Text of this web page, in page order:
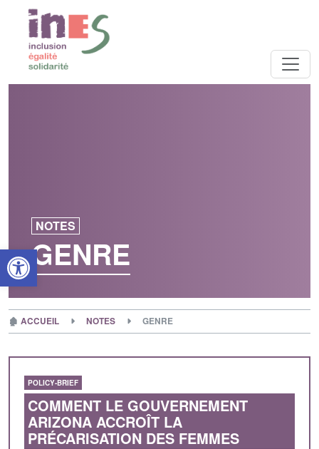
Open toolbar
NOTES
GENRE
🏚 ACCUEIL NOTES GENRE
POLICY-BRIEF
COMMENT LE GOUVERNEMENT
ARIZONA ACCROÎT LA
PRÉCARISATION DES FEMMES